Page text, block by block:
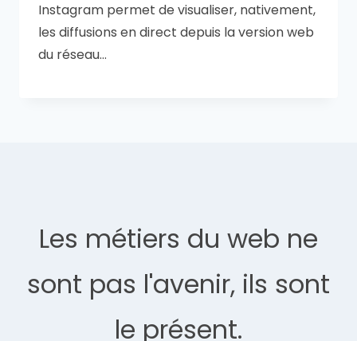
Instagram permet de visualiser, nativement,
les diffusions en direct depuis la version web
du réseau…
Les métiers du web ne
sont pas l'avenir, ils sont
le présent.